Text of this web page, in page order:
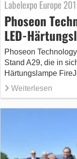
Labelexpo Europe
Phoseon
LED-
Phoseon
Stand A29, die in
Härtungslampe
Weiterlesen